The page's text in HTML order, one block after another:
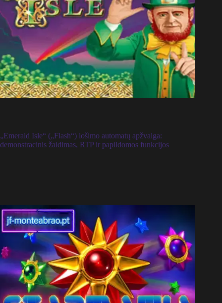
„Emerald Isle“ („Flash“) lošimo automatų apžvalga:
demonstracinis žaidimas, RTP ir papildomos funkcijos